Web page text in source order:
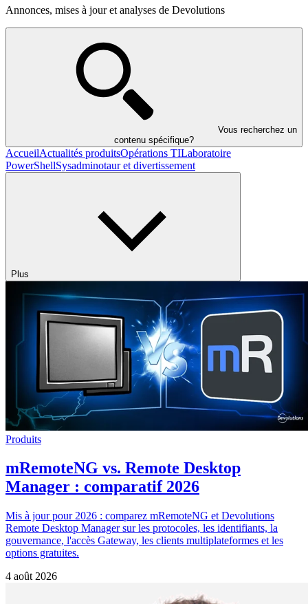
Annonces, mises à jour et analyses de Devolutions
Vous recherchez un
contenu spécifique?
AccueilActualités produitsOpérations TILaboratoire
PowerShellSysadminotaur et divertissement
Plus
Produits
mRemoteNG vs. Remote Desktop
Manager : comparatif 2026
Mis à jour pour 2026 : comparez mRemoteNG et Devolutions
Remote Desktop Manager sur les protocoles, les identifiants, la
gouvernance, l'accès Gateway, les clients multiplateformes et les
options gratuites.
4 août 2026